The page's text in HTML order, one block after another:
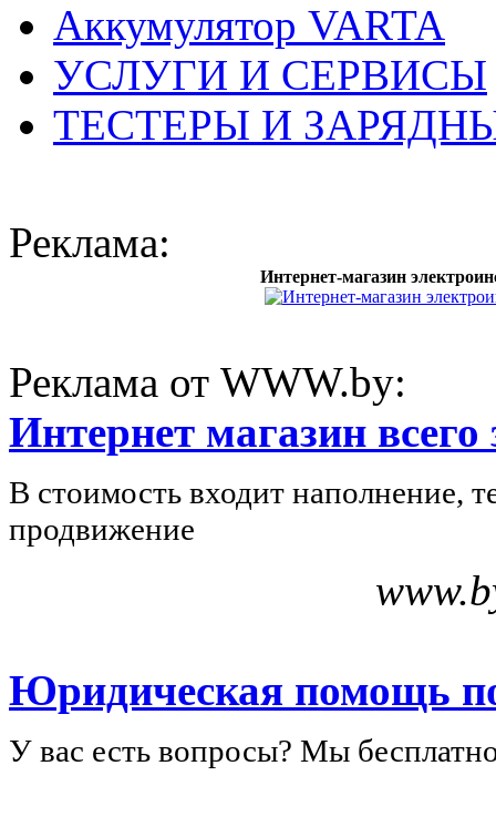
Аккумулятор VARTA
УСЛУГИ И СЕРВИСЫ
ТЕСТЕРЫ И
Реклама:
Интернет-магазин
Реклама от WWW.by:
Интернет магазин всего
В стоимость входит наполнение,
продвижение
Юридическая помощь
У вас есть вопросы? Мы